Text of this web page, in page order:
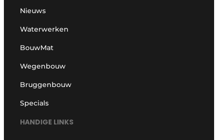
Nieuws
Waterwerken
BouwMat
Wegenbouw
Bruggenbouw
Specials
HANDIGE LINKS